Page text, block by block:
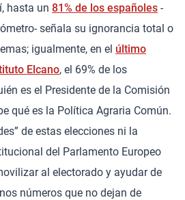
hasta un 81% de los españoles -
señala su ignorancia total o
igualmente, en el último
Elcano, el 69% de los
es el Presidente de la Comisión
qué es la Política Agraria Común.
de estas elecciones ni la
del Parlamento Europeo
al electorado y ayudar de
números que no dejan de